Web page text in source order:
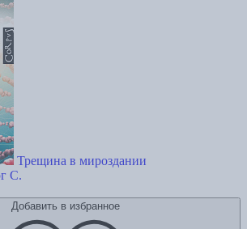
Трещина в мироздании
С.
Добавить в избранное